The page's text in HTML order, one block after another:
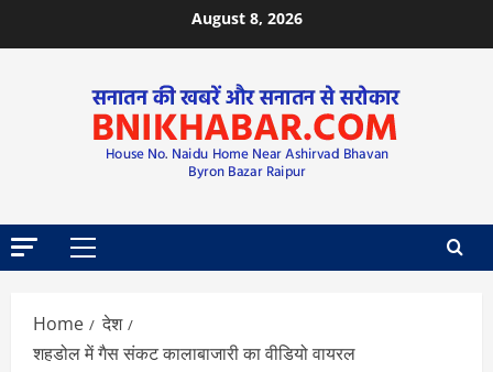
August 8, 2026
Home
देश
शहडोल में गैस संकट कालाबाजारी का वीडियो वायरल